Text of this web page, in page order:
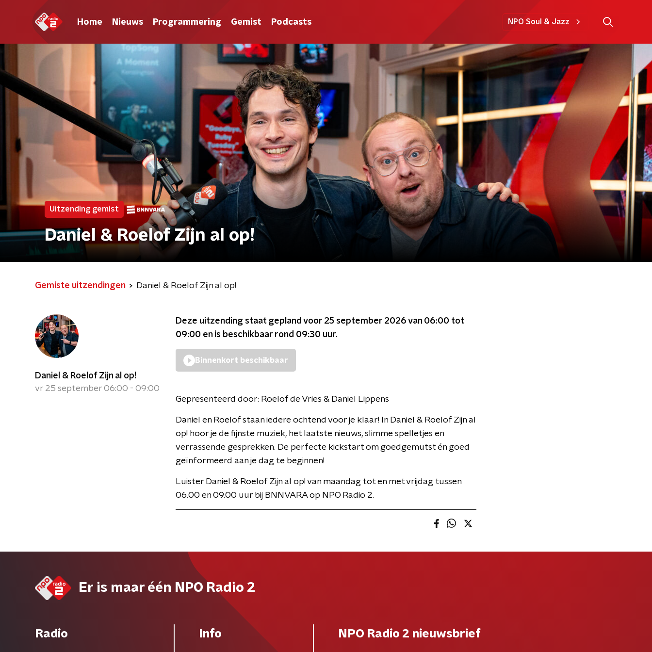
Home Nieuws Programmering Gemist Podcasts NPO Soul & Jazz
Uitzending gemist
Daniel & Roelof Zijn al op!
Gemiste uitzendingen Daniel & Roelof Zijn al op!
Daniel & Roelof Zijn al op!
vr 25 september 06:00 - 09:00
Deze uitzending staat gepland voor 25 september 2026 van 06:00 tot
09:00 en is beschikbaar rond 09:30 uur.
Binnenkort beschikbaar
Gepresenteerd door: Roelof de Vries & Daniel Lippens
Daniel en Roelof staan iedere ochtend voor je klaar! In Daniel & Roelof Zijn al
op! hoor je de fijnste muziek, het laatste nieuws, slimme spelletjes en
verrassende gesprekken. De perfecte kickstart om goedgemutst én goed
geïnformeerd aan je dag te beginnen!
Luister Daniel & Roelof Zijn al op! van maandag tot en met vrijdag tussen
06.00 en 09.00 uur bij BNNVARA op NPO Radio 2.
Er is maar één NPO Radio 2
Radio Info NPO Radio 2 nieuwsbrief